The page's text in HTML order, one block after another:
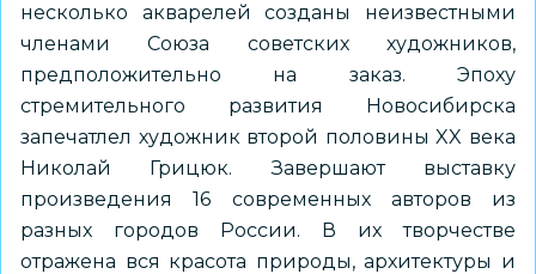
несколько акварелей созданы неизвестными
членами Союза советских художников,
предположительно на заказ. Эпоху
стремительного развития Новосибирска
запечатлел художник второй половины XX века
Николай Грицюк. Завершают выставку
произведения 16 современных авторов из
разных городов России. В их творчестве
отражена вся красота природы, архитектуры и